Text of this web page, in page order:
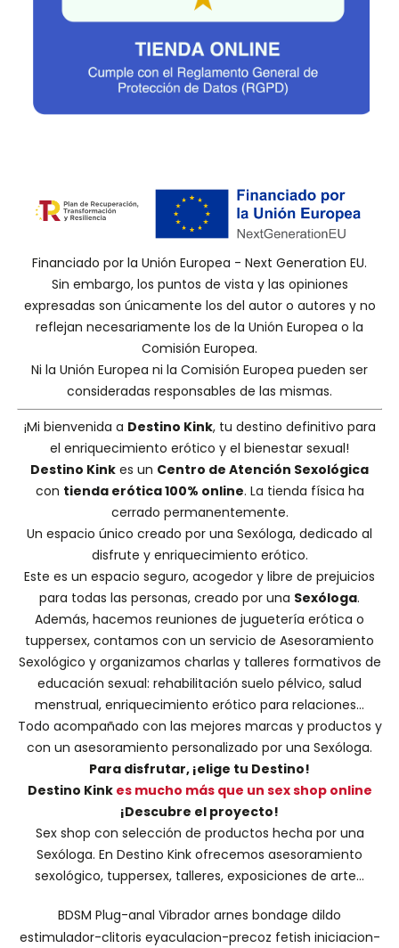
Financiado por la Unión Europea - Next Generation EU.
Sin embargo, los puntos de vista y las opiniones
expresadas son únicamente los del autor o autores y no
reflejan necesariamente los de la Unión Europea o la
Comisión Europea.
Ni la Unión Europea ni la Comisión Europea pueden ser
consideradas responsables de las mismas.
¡Mi bienvenida a Destino Kink, tu destino definitivo para
el enriquecimiento erótico y el bienestar sexual!
Destino Kink es un Centro de Atención Sexológica
con tienda erótica 100% online. La tienda física ha
cerrado permanentemente.
Un espacio único creado por una Sexóloga, dedicado al
disfrute y enriquecimiento erótico.
Este es un espacio seguro, acogedor y libre de prejuicios
para todas las personas, creado por una Sexóloga.
Además, hacemos reuniones de juguetería erótica o
tuppersex, contamos con un servicio de Asesoramiento
Sexológico y organizamos charlas y talleres formativos de
educación sexual: rehabilitación suelo pélvico, salud
menstrual, enriquecimiento erótico para relaciones...
Todo acompañado con las mejores marcas y productos y
con un asesoramiento personalizado por una Sexóloga.
Para disfrutar, ¡elige tu Destino!
Destino Kink es mucho más que un sex shop online
¡Descubre el proyecto!
Sex shop con selección de productos hecha por una
Sexóloga. En Destino Kink ofrecemos asesoramiento
sexológico, tuppersex, talleres, exposiciones de arte...
BDSM Plug-anal Vibrador arnes bondage dildo
estimulador-clitoris eyaculacion-precoz fetish iniciacion-